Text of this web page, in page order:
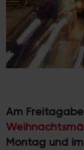
Am
Montag und